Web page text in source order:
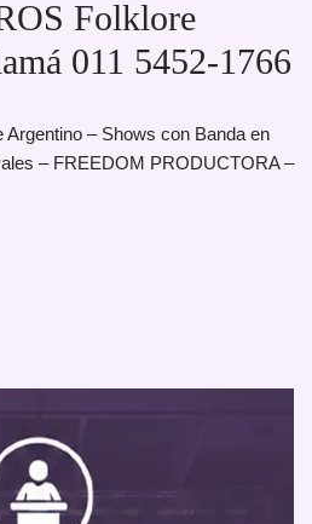
Folklore
011 5452-1766
– Shows con Banda en
– FREEDOM PRODUCTORA –